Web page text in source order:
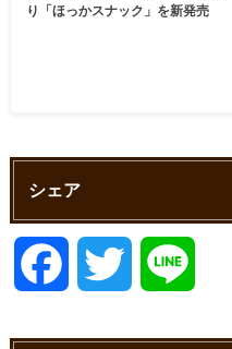
り「ほっかスナック」を新発売
シェア